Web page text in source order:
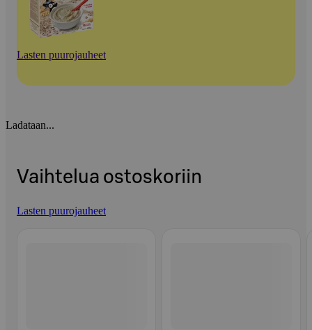
Lasten puurojauheet
Ladataan...
Vaihtelua ostoskoriin
Lasten puurojauheet